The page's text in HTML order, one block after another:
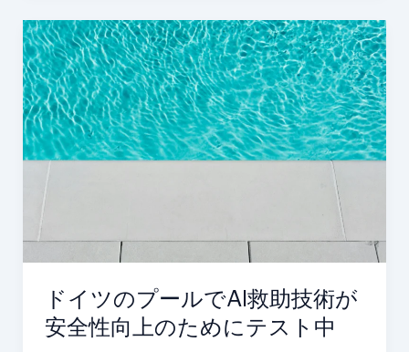
ドイツのプールでAI救助技術が
安全性向上のためにテスト中
ド
イ
ツ
の
プ
ー
ル
AI
助
術
が